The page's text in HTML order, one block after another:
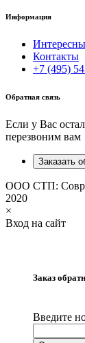
Информация
Контакты
+7 (495)
Обратная связь
Если у Вас
перезвоним вам
Заказать
ООО СТП:
2020
×
Вход на сайт
Заказ
Введите